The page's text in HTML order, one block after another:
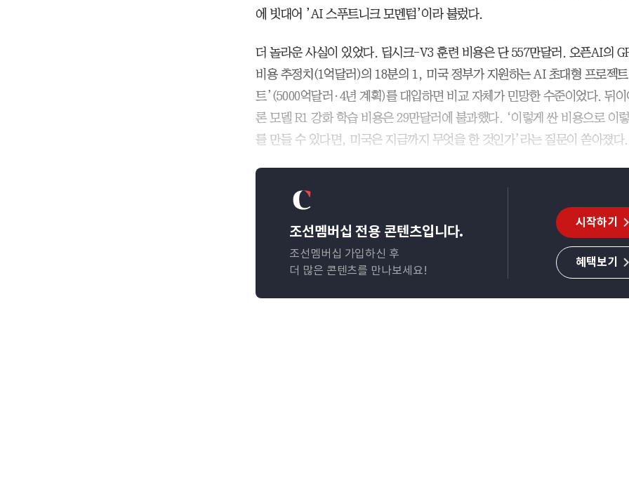
에 빗대어 ’AI 스푸트니크 모멘텀’이라 불렀다.
더 놀라운 사실이 있었다. 딥시크-V3 훈련 비용은 단 557만달러. 오픈AI의
비용 추정치(1억달러)의 18분의 1, 미국 정부가 지원하는 AI 초대형 프로젝트
트’(5000억달러·4년 계획)를 대입하면 비교 자체가 민망한 수준이었다. 뒤
론 모델 R1 강화 학습 비용은 29만달러에 불과했다. ‘이렇게 싼 비용으로 이
를 만들 수 있다면, 미국은 지금까지 무엇을 한 것인가’라는 질문이 쏟아졌다.
조선멤버십 전용 콘텐츠입니다.
조선멤버십 가입하신 후
더 많은 콘텐츠를 만나보세요!
시작하기
혜택보기